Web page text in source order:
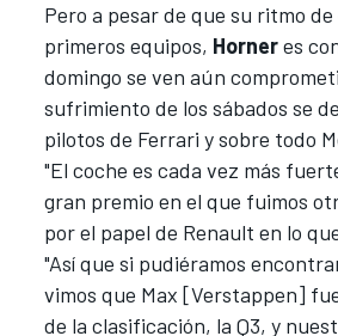
Pero a pesar de que su ritmo
primeros equipos, Horneres
domingo se ven aún
sufrimiento de los sábados se
pilotos de Ferrari y sobre todo
"El coche es cada vez más
gran premio en el que fuimos
por el papel de Renault en lo
"Así que si pudiéramos
vimos que Max [Verstappen]
de la clasificación, la Q3, y